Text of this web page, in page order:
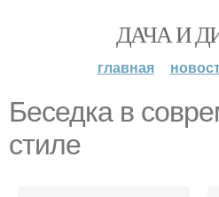
ДАЧА И
главная
Беседка в
стиле